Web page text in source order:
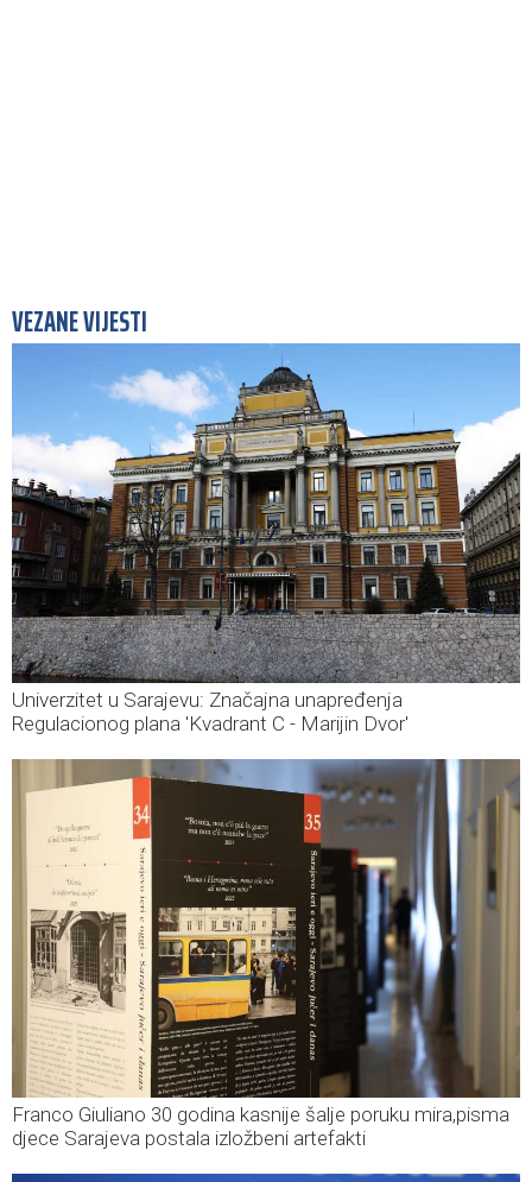
VEZANE VIJESTI
Univerzitet u Sarajevu: Značajna unapređenja
Regulacionog plana 'Kvadrant C - Marijin Dvor'
Franco Giuliano 30 godina kasnije šalje poruku mira,pisma
djece Sarajeva postala izložbeni artefakti